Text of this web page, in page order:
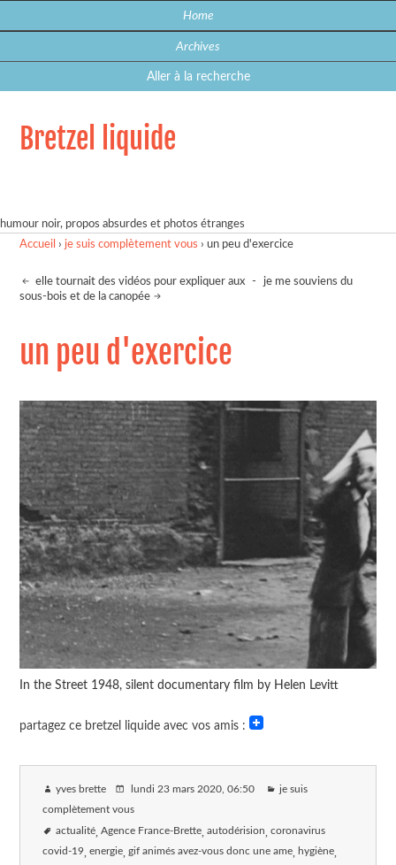
Home
Archives
Aller à la recherche
Bretzel liquide
humour noir, propos absurdes et photos étranges
Accueil › je suis complètement vous ›un peu d'exercice
elle tournait des vidéos pour expliquer aux -
je me souviens du
sous-bois et de la canopée
un peu d'exercice
In the Street 1948, silent documentary film by Helen Levitt
partagez ce bretzel liquide avec vos amis :
yves brette lundi 23 mars 2020 , 06:50 je suis
complètement vous
actualité Agence France-Brette autodérision coronavirus
covid-19 energie gif animés avez-vous donc une ame hygiène